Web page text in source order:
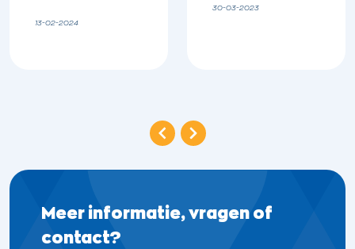
13-02-2024
30-03-2023
Meer informatie,vragen of
contact?